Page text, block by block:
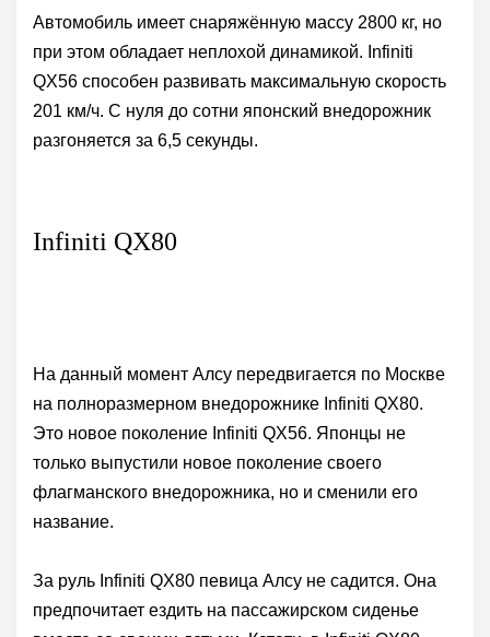
Автомобиль имеет снаряжённую массу 2800 кг, но
при этом обладает неплохой динамикой. Infiniti
QX56 способен развивать максимальную скорость
201 км/ч. С нуля до сотни японский внедорожник
разгоняется за 6,5 секунды.
Infiniti QX80
На данный момент Алсу передвигается по Москве
на полноразмерном внедорожнике Infiniti QX80.
Это новое поколение Infiniti QX56. Японцы не
только выпустили новое поколение своего
флагманского внедорожника, но и сменили его
название.
За руль Infiniti QX80 певица Алсу не садится. Она
предпочитает ездить на пассажирском сиденье